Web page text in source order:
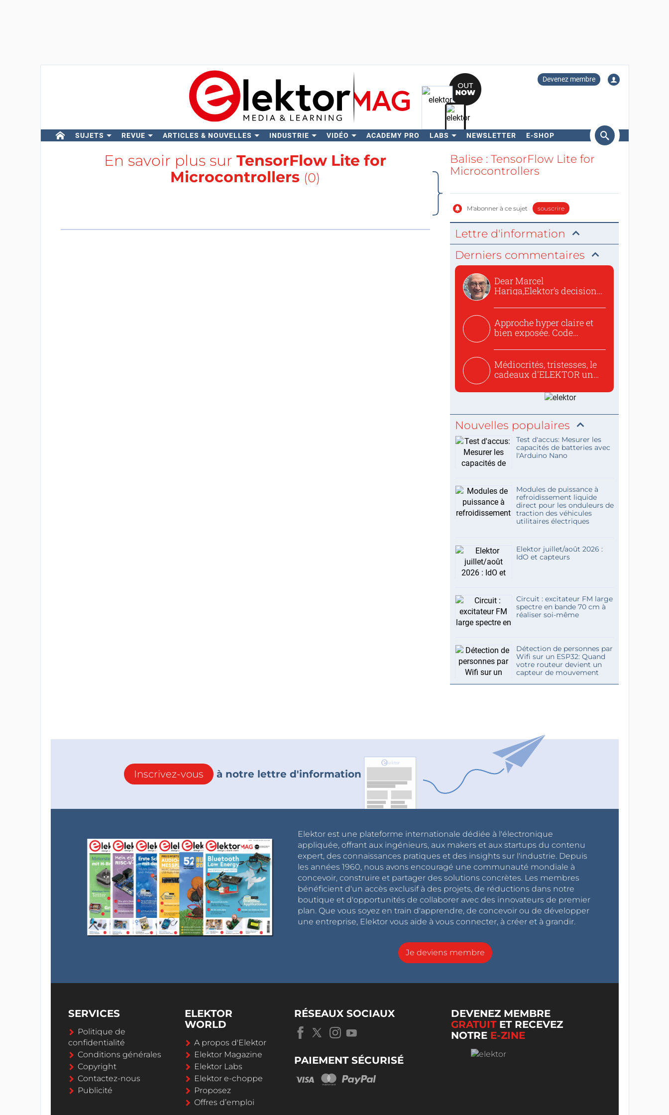
Devenez membre
SUJETS REVUE ARTICLES & NOUVELLES INDUSTRIE VIDÉO ACADEMY PRO LABS NEWSLETTER E-SHOP
Rechercher
En savoir plus sur TensorFlow Lite for
Microcontrollers (0)
Balise : TensorFlow Lite for
Microcontrollers
M'abonner à ce sujet souscrire
Lettre d'information
Derniers commentaires
Dear Marcel
Hariga,Elektor’s decision
Approche hyper claire et
bien exposée. Code
Médiocrités, tristesses, le
cadeaux d'ELEKTOR un
Nouvelles populaires
Test d'accus: Mesurer les
capacités de batteries avec
l'Arduino Nano
Modules de puissance à
refroidissement liquide
direct pour les onduleurs de
traction des véhicules
utilitaires électriques
Elektor juillet/août 2026 :
IdO et capteurs
Circuit : excitateur FM large
spectre en bande 70 cm à
réaliser soi-même
Détection de personnes par
Wifi sur un ESP32: Quand
votre routeur devient un
capteur de mouvement
Inscrivez-vous à notre lettre d'information
Elektor est une plateforme internationale dédiée à l'électronique
appliquée, offrant aux ingénieurs, aux makers et aux startups du contenu
expert, des connaissances pratiques et des insights sur l'industrie. Depuis
les années 1960, nous avons encouragé une communauté mondiale à
concevoir, construire et partager des solutions concrètes. Les membres
bénéficient d'un accès exclusif à des projets, de réductions dans notre
boutique et d'opportunités de collaborer avec des innovateurs de premier
plan. Que vous soyez en train d'apprendre, de concevoir ou de développer
une entreprise, Elektor vous aide à vous connecter, à créer et à grandir.
Je deviens membre
SERVICES
Politique de
confidentialité
Conditions générales
Copyright
Contactez-nous
Publicité
ELEKTOR
WORLD
A propos d'Elektor
Elektor Magazine
Elektor Labs
Elektor e-choppe
Proposez
Offres d’emploi
RÉSEAUX SOCIAUX
PAIEMENT SÉCURISÉ
DEVENEZ MEMBRE
GRATUITET RECEVEZ
NOTRE E-ZINE